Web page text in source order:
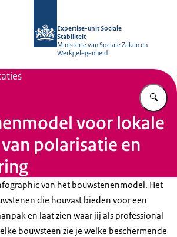
Expertise-unit Sociale
Stabiliteit
Ministerie van Sociale Zaken en
Werkgelegenheid
voor lokale
polarisatie en
van het bouwstenenmodel. Het
die houvast bieden voor een
en laat zien waar jij als professional
bouwsteen zie je welke beschermende